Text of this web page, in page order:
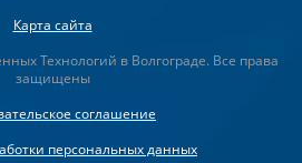
Карта сайта
Технологий в Волгограде. Все права
защищены
соглашение
персональных данных